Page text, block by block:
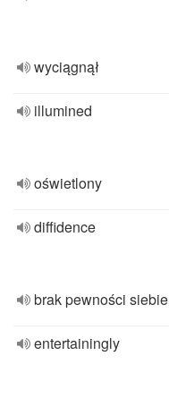
wyciągnął
illumined
oświetlony
diffidence
brak pewności siebie
entertainingly